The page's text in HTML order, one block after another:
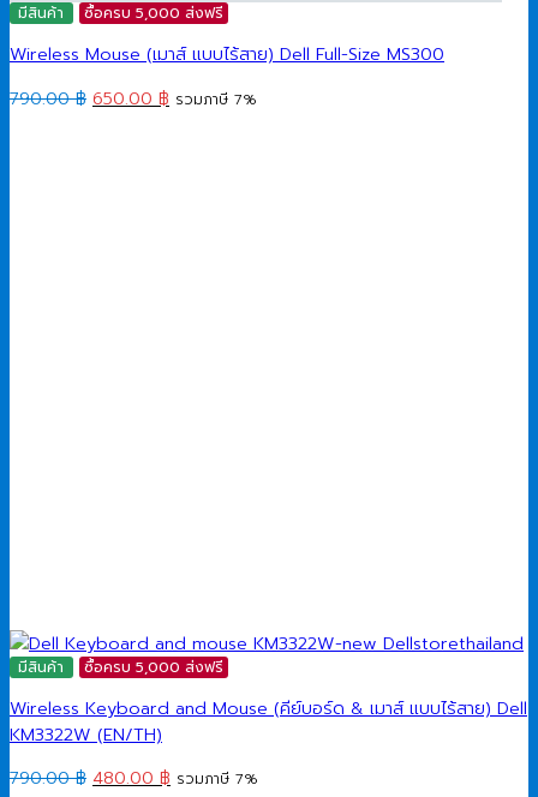
มีสินค้า ซื้อครบ 5,000 ส่งฟรี
Wireless Mouse (เมาส์ แบบไร้สาย) Dell Full-Size MS300
790.00฿ Original
650.00 ฿ Current
รวมภาษี 7%
มีสินค้า ซื้อครบ 5,000 ส่งฟรี
Wireless Keyboard and Mouse (คีย์บอร์ด & เมาส์ แบบไร้สาย) Dell
KM3322W (EN/TH)
790.00฿ Original
480.00฿ Current
รวมภาษี 7%